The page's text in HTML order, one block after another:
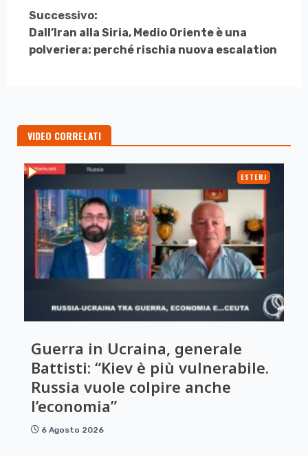
Successivo:
Dall’Iran alla Siria, Medio Oriente è una
polveriera: perché rischia nuova escalation
VIDEO CORRELATI
ESTERI
Guerra in Ucraina, generale
Battisti: “Kiev è più vulnerabile.
Russia vuole colpire anche
l’economia”
6 Agosto 2026